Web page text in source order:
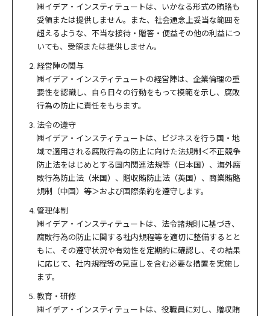
㈱イデア・インスティテュートは、いかなる形式の賄賂も
受領または提供しません。また、社会通念上妥当な範囲を
超えるような、不当な接待・贈答・便益その他の利益につ
いても、受領または提供しません。
経営陣の関与
㈱イデア・インスティテュートの経営陣は、企業倫理の重
要性を認識し、自ら日々の行動をもって模範を示し、腐敗
行為の防止に責任をもちます。
法令の遵守
㈱イデア・インスティテュートは、ビジネスを行う国・地
域で適用される腐敗行為の防止に向けた法規制＜不正競争
防止法をはじめとする国内関連法規等（日本国）、海外腐
敗行為防止法（米国）、贈収賄防止法（英国）、商業賄賂
規制（中国）等＞および国際条約を遵守します。
管理体制
㈱イデア・インスティテュートは、法令諸規則に基づき、
腐敗行為の防止に関する社内規程等を適切に整備するとと
もに、その遵守状況や有効性を定期的に確認し、その結果
に応じて、社内規程等の見直しを含む必要な措置を実施し
ます。
教育・研修
㈱イデア・インスティテュートは、役職員に対し、贈収賄